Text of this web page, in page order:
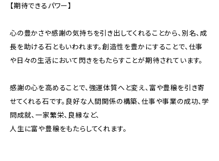
【期待できるパワー】
心の豊かさや感謝の気持ちを引き出してくれることから、別名、成
長を助ける石ともいわれます。創造性を豊かにすることで、仕事
や日々の生活において閃きをもたらすことが期待されています。
感謝の心を高めることで、強運体質へと変え、富や豊穣を引き寄
せてくれる石です。良好な人間関係の構築、仕事や事業の成功、学
問成就、一家繁栄、良縁など、
人生に富や豊穣をもたらしてくれます。